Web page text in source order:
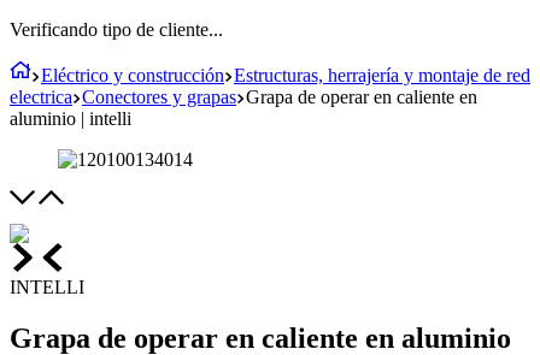
Verificando tipo de cliente...
Eléctrico y construcción Estructuras, herrajería y montaje de red
electrica Conectores y grapas Grapa de operar en caliente en
aluminio | intelli
INTELLI
Grapa de operar en caliente en aluminio